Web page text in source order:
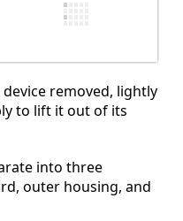
removed, lightly
to lift it out of its
into three
outer housing, and